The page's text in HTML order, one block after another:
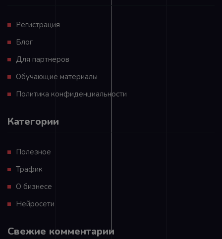
Регистрация
Блог
Для партнеров
Обучающие материалы
Политика конфиденциальности
Категории
Полезное
Трафик
О бизнесе
Нейросети
Свежие комментарии